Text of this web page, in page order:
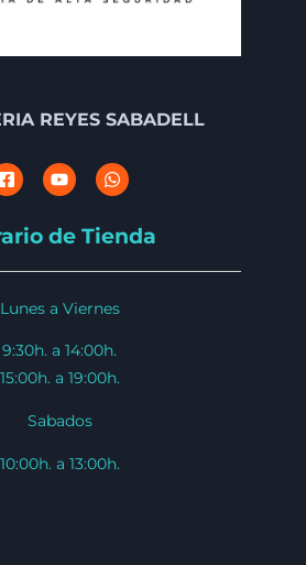
REYES SABADELL
de Tienda
Lunes a Viernes
9:30h. a 14:00h.
15:00h. a 19:00h.
Sabados
10:00h. a 13:00h.